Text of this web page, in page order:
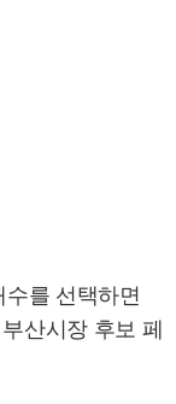
수를 선택하면
산시장 후보 페